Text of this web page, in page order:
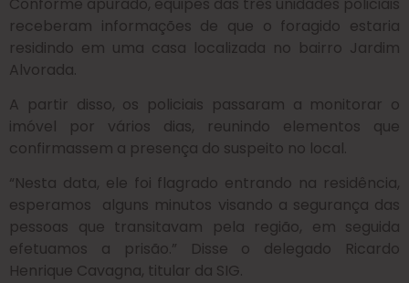
receberam informações de que o foragido estaria
residindo em uma casa localizada no bairro Jardim
Alvorada.
A partir disso, os policiais passaram a monitorar o
imóvel por vários dias, reunindo elementos que
confirmassem a presença do suspeito no local.
“Nesta data, ele foi flagrado entrando na residência,
esperamos alguns minutos visando a segurança das
pessoas que transitavam pela região, em seguida
efetuamos a prisão.” Disse o delegado Ricardo
Henrique Cavagna, titular da SIG.